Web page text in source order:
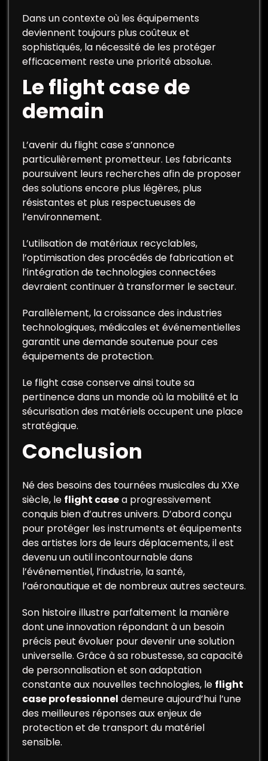
Dans un contexte où les équipements
deviennent toujours plus coûteux et
sophistiqués, la nécessité de les protéger
efficacement reste une priorité absolue.
Le flight case de
demain
L’avenir du flight case s’annonce
particulièrement prometteur. Les fabricants
poursuivent leurs recherches afin de proposer
des solutions encore plus légères, plus
résistantes et plus respectueuses de
l’environnement.
L’utilisation de matériaux recyclables,
l’optimisation des procédés de fabrication et
l’intégration de technologies connectées
devraient continuer à transformer le secteur.
Parallèlement, la croissance des industries
technologiques, médicales et événementielles
garantit une demande soutenue pour ces
équipements de protection.
Le flight case conserve ainsi toute sa
pertinence dans un monde où la mobilité et la
sécurisation des matériels occupent une place
stratégique.
Conclusion
Né des besoins des tournées musicales du XXe
siècle, le flight casea progressivement
conquis bien d’autres univers. D’abord conçu
pour protéger les instruments et équipements
des artistes lors de leurs déplacements, il est
devenu un outil incontournable dans
l’événementiel, l’industrie, la santé,
l’aéronautique et de nombreux autres secteurs.
Son histoire illustre parfaitement la manière
dont une innovation répondant à un besoin
précis peut évoluer pour devenir une solution
universelle. Grâce à sa robustesse, sa capacité
de personnalisation et son adaptation
constante aux nouvelles technologies, le flight
case professionnel demeure aujourd’hui l’une
des meilleures réponses aux enjeux de
protection et de transport du matériel
sensible.